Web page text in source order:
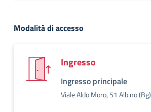
Modalità di accesso
Ingresso
Ingresso principale
Viale Aldo Moro, 51 Albino (Bg)